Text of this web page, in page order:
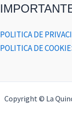
POLITICA DE
POLITICA DE
Copyright © La